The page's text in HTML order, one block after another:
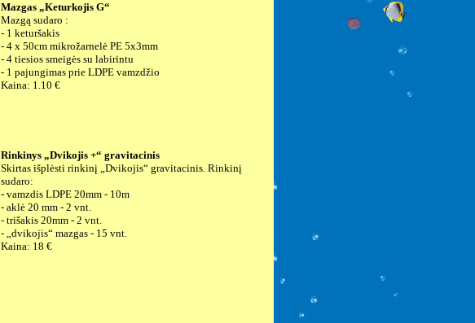
Mazgas „Keturkojis G“
Mazgą sudaro :
- 1 keturšakis
- 4 x 50cm mikrožarnelė PE 5x3mm
- 4 tiesios smeigės su labirintu
- 1 pajungimas prie LDPE vamzdžio
Kaina: 1.10 €
Rinkinys „Dvikojis +“ gravitacinis
Skirtas išplėsti rinkinį „Dvikojis“ gravitacinis. Rinkinį
sudaro:
- vamzdis LDPE 20mm - 10m
- aklė 20 mm - 2 vnt.
- trišakis 20mm - 2 vnt.
- „dvikojis“ mazgas - 15 vnt.
Kaina: 18 €